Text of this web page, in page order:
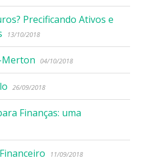
Precificando Ativos e
13/10/2018
Merton 04/10/2018
26/09/2018
Finanças: uma
11/09/2018